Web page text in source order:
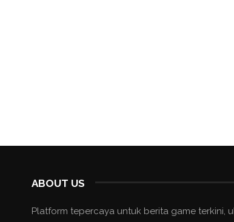
ABOUT US
Platform tepercaya untuk berita game terkini,